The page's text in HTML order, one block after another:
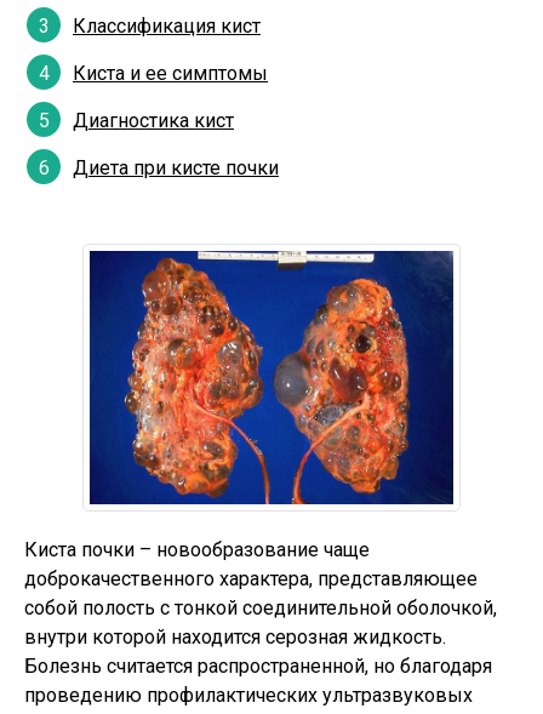
Классификация кист
Киста и ее симптомы
Диагностика кист
Диета при кисте почки
Киста почки – новообразование чаще
доброкачественного характера, представляющее
собой полость с тонкой соединительной оболочкой,
внутри которой находится серозная жидкость.
Болезнь считается распространенной, но благодаря
проведению профилактических ультразвуковых